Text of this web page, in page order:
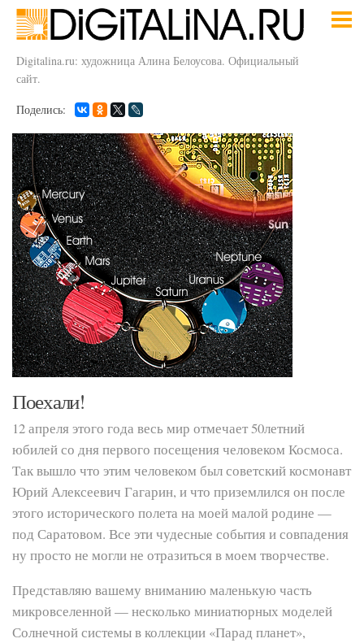
Digitalina.ru: художница Алина Белоусова. Официальный
сайт.
Поделись:
Поехали!
12 апреля этого года весь мир отмечает 50летний
юбилей со дня первого посещения человеком Космоса.
Так вышло что этим человеком был советский космонавт
Юрий Алексеевич Гагарин, и что приземлился он после
этого исторического полета на моей малой родине —
под Саратовом. Все эти чудесные события и совпадения
ну просто не могли не отразиться в моем творчестве.
Представляю вашему вниманию маленькую часть
микровселенной — несколько миниатюрных моделей
Солнечной системы в коллекции «Парад планет»,